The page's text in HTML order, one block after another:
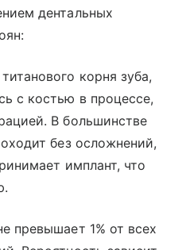
дентальных
корня зуба,
с костью в процессе,
В большинстве
без осложнений,
имплант, что
превышает 1% от всех